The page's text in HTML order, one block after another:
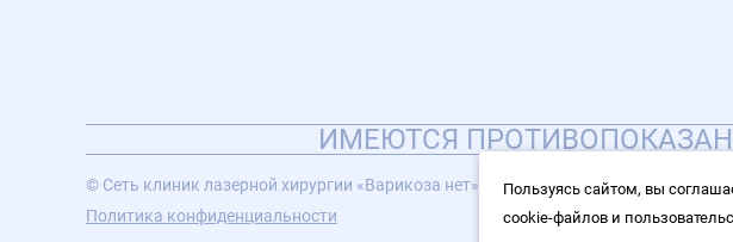
ИМЕЮТСЯ
© Сеть клиник лазерной хирургии «Варикоза нет», 2026
Политика конфиденциальности
Пользуясь сайтом, вы
cookie-файлов и